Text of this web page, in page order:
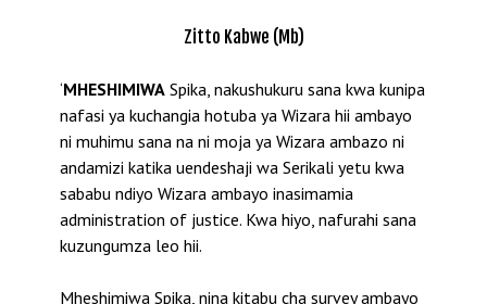
Zitto Kabwe (Mb)
‘MHESHIMIWA Spika, nakushukuru sana kwa kunipa
nafasi ya kuchangia hotuba ya Wizara hii ambayo
ni muhimu sana na ni moja ya Wizara ambazo ni
andamizi katika uendeshaji wa Serikali yetu kwa
sababu ndiyo Wizara ambayo inasimamia
administration of justice. Kwa hiyo, nafurahi sana
kuzungumza leo hii.
Mheshimiwa Spika, nina kitabu cha survey ambayo